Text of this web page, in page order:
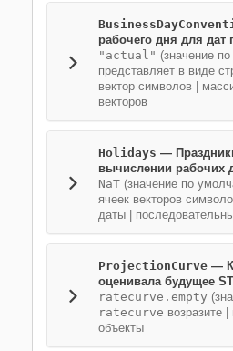
рабочего дня для дат
"actual" (значение
представляет в виде
вектор символов
векторов
Holidays —
вычислении рабочих
NaT (значение по
ячеек векторов
даты
ProjectionCurve —
оценивала будущее
ratecurve.empty
ratecurve возразите
объекты